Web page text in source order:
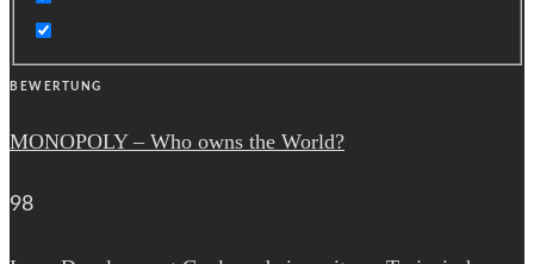
BEWERTUNG
MONOPOLY – Who owns the World?
98